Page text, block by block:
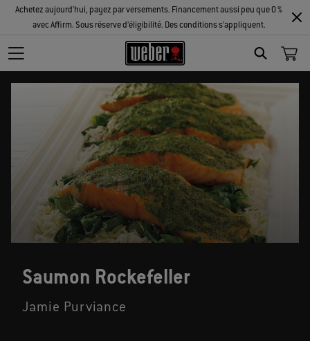
SEARCH
Achetez aujourd'hui, payez par versements. Financement aussi peu que 0 %
avec Affirm. Sous réserve d’éligibilité. Des conditions s’appliquent.
Saumon Rockefeller
Jamie Purviance